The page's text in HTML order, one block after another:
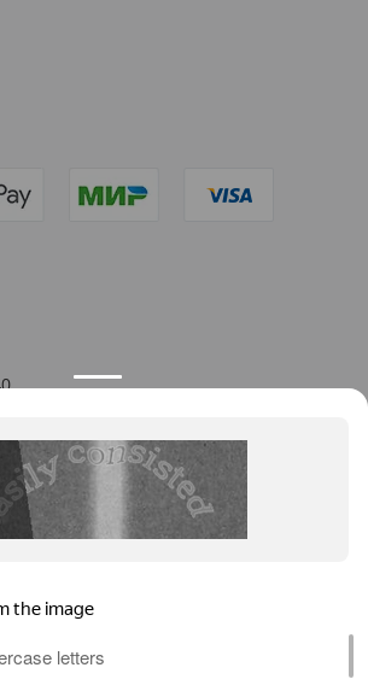
ул. Большая Андроньевская, д. 17